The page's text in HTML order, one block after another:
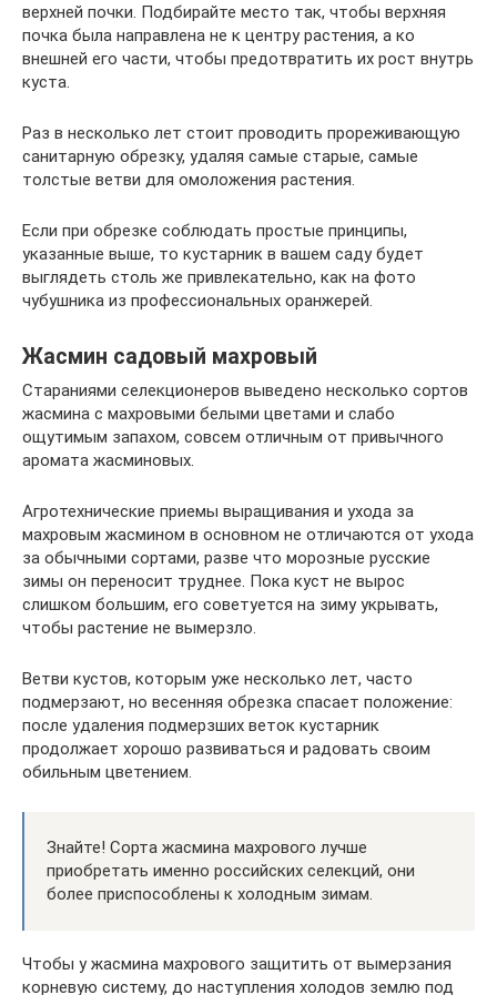
верхней почки. Подбирайте место так, чтобы верхняя
почка была направлена не к центру растения, а ко
внешней его части, чтобы предотвратить их рост внутрь
куста.
Раз в несколько лет стоит проводить прореживающую
санитарную обрезку, удаляя самые старые, самые
толстые ветви для омоложения растения.
Если при обрезке соблюдать простые принципы,
указанные выше, то кустарник в вашем саду будет
выглядеть столь же привлекательно, как на фото
чубушника из профессиональных оранжерей.
Жасмин садовый махровый
Стараниями селекционеров выведено несколько сортов
жасмина с махровыми белыми цветами и слабо
ощутимым запахом, совсем отличным от привычного
аромата жасминовых.
Агротехнические приемы выращивания и ухода за
махровым жасмином в основном не отличаются от ухода
за обычными сортами, разве что морозные русские
зимы он переносит труднее. Пока куст не вырос
слишком большим, его советуется на зиму укрывать,
чтобы растение не вымерзло.
Ветви кустов, которым уже несколько лет, часто
подмерзают, но весенняя обрезка спасает положение:
после удаления подмерзших веток кустарник
продолжает хорошо развиваться и радовать своим
обильным цветением.
Знайте! Сорта жасмина махрового лучше
приобретать именно российских селекций, они
более приспособлены к холодным зимам.
Чтобы у жасмина махрового защитить от вымерзания
корневую систему, до наступления холодов землю под